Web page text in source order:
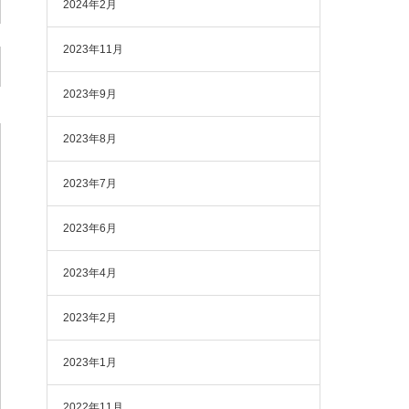
2024年2月
2023年11月
2023年9月
2023年8月
2023年7月
2023年6月
2023年4月
2023年2月
2023年1月